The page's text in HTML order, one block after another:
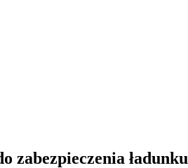
zabezpieczenia ładunku